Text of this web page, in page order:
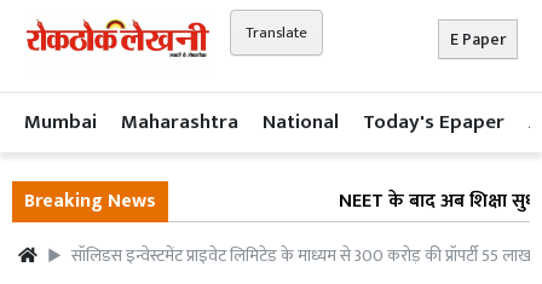
Translate E Paper
Mumbai Maharashtra National Today's Epaper
Breaking News NEET के बाद अब शिक्षा
सॉलिडस इन्वेस्टमेंट प्राइवेट लिमिटेड के माध्यम से 300 करोड़ की प्रॉपर्टी 55